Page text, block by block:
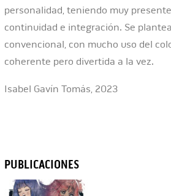
personalidad, teniendo muy
continuidad e integración. Se
convencional, con mucho uso del
coherente pero divertida a la vez.
Isabel Gavín Tomás, 2023
PUBLICACIONES